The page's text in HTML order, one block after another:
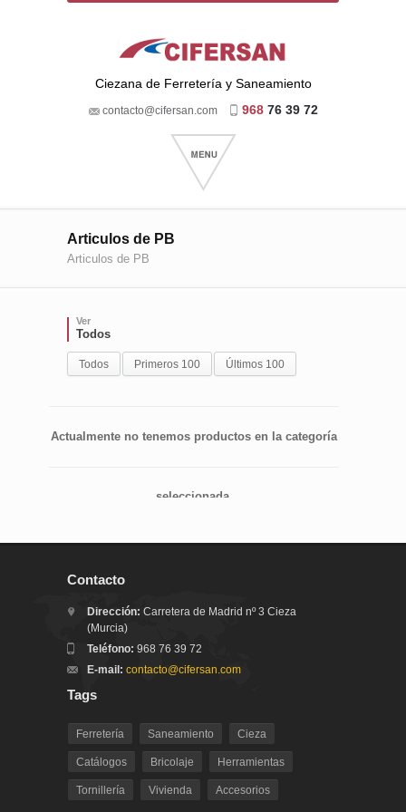
Ciezana de Ferretería y Saneamiento
contacto@cifersan.com 96876 39 72
Articulos de PB
Articulos de PB
Ver
Todos
Todos Primeros 100 Últimos 100
Actualmente no tenemos productos en la categoría
seleccionada.
Contacto
Dirección: Carretera de Madrid nº 3 Cieza
(Murcia)
Teléfono: 968 76 39 72
E-mail: contacto@cifersan.com
Tags
Ferretería Saneamiento Cieza
Catálogos Bricolaje Herramientas
Tornillería Vivienda Accesorios